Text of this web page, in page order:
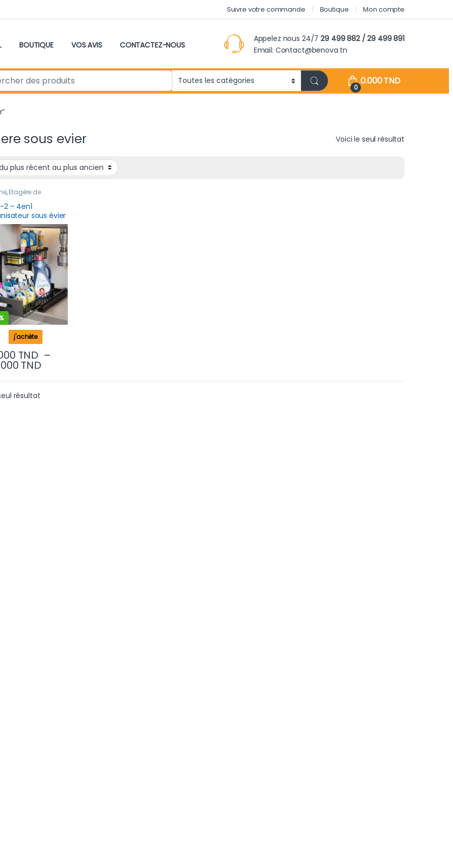
Suivre votre commande Boutique Mon compte
BOUTIQUE VOS AVIS CONTACTEZ-NOUS
Appelez nous 24/729 499 882 / 29 499 891
Email: Contact@benova.tn
0
0.000TND
sous evier Voici le seul résultat
,Étagère de
,Nouveau
, Rangement &
2 – 4en1
sous évier
2 niveaux
INOX cuisine
de bain (2 pcs)
TND –
TNDPlage de prix : 69.000 TND à 132.000 TND
j'achète
résultat